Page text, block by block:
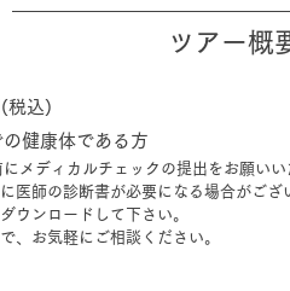
ツアー概
税込)
健康体である方
メディカルチェックの提出をお願い
医師の診断書が必要になる場合がござ
ウンロードして下さい。
、お気軽にご相談ください。